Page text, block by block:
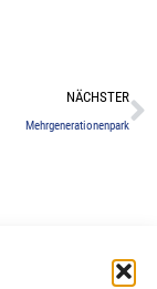
NÄCHSTER
Mehrgenerationenpark